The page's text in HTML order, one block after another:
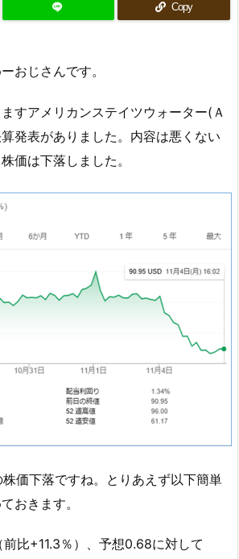
Copy
おじさんです。
すアメリカンステイツウォーター(Ａ
発表がありました。内容は悪くない
価は下落しました。
価下落ですね。とりあえず以下簡単
おきます。
比+11.3％）、予想0.68に対して